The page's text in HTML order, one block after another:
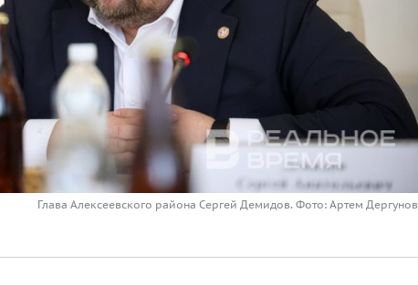
Глава Алексеевского района Сергей Демидов. Фото: Артем Дергунов